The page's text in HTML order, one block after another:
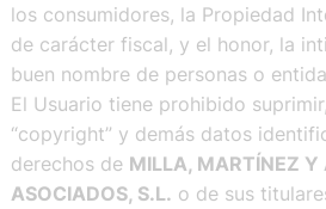
los consumidores, la Propiedad
de carácter fiscal, y el honor, la
buen nombre de personas o
El Usuario tiene prohibido
“copyright” y demás datos
derechos de MILLA, MARTÍNEZ Y
ASOCIADOS, S.L. o de sus